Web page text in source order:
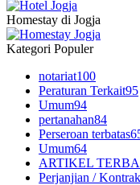
Homestay di Jogja
Kategori Populer
notariat100
Peraturan Terkait95
Umum94
pertanahan84
Perseroan terbatas
Umum64
ARTIKEL
Perjanjian / Kontrak